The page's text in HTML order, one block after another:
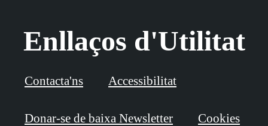
Enllaços d'Utilitat
Contacta'ns Accessibilitat
Donar-se de baixa Newsletter Cookies